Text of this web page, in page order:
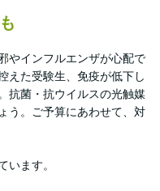
やインフルエンザが心配で
えた受験生、免疫が低下し
抗菌・抗ウイルスの光触媒
う。ご予算にあわせて、対
います。